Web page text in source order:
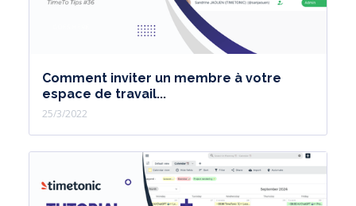
Comment inviter un membre à votre
espace de travail...
25/3/2022